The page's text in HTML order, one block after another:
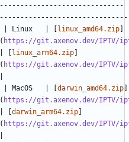
| Linux   | [linux_amd64.zip]
( https://git.axenov.dev/IPTV/
| [linux_arm64.zip]
( https://git.axenov.dev/IPTV/
| MacOS   | [darwin_amd64.zip]
( https://git.axenov.dev/IPTV/
| [darwin_arm64.zip]
( https://git.axenov.dev/IPTV/